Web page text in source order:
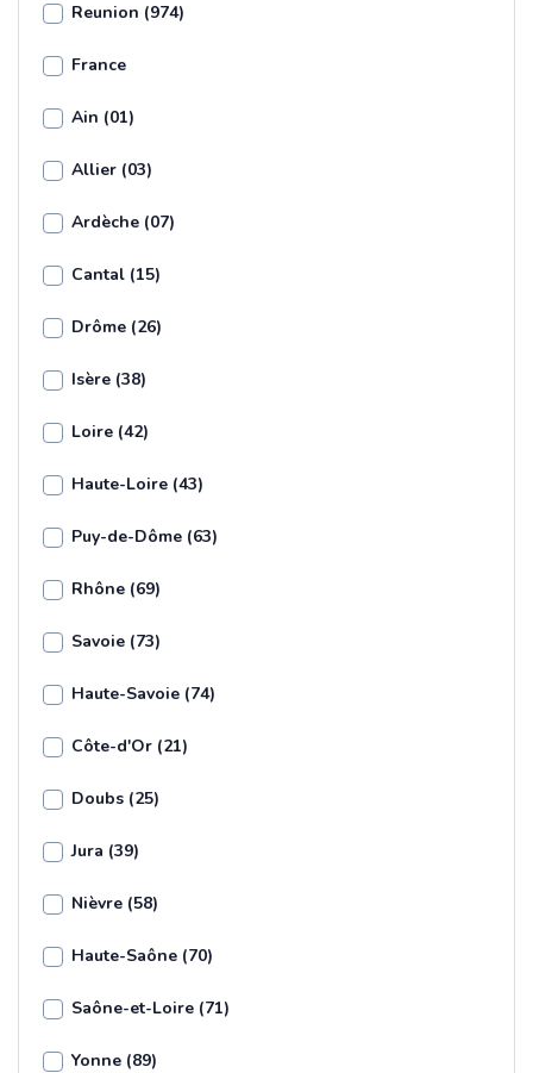
Reunion (974)
France
Ain (01)
Allier (03)
Ardèche (07)
Cantal (15)
Drôme (26)
Isère (38)
Loire (42)
Haute-Loire (43)
Puy-de-Dôme (63)
Rhône (69)
Savoie (73)
Haute-Savoie (74)
Côte-d'Or (21)
Doubs (25)
Jura (39)
Nièvre (58)
Haute-Saône (70)
Saône-et-Loire (71)
Yonne (89)